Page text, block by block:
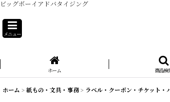
ビッグボーイアドバタイジング
メニュー
ホーム 商品検
ホーム > 紙もの・文具・事務> ラベル・クーポン・チケット・